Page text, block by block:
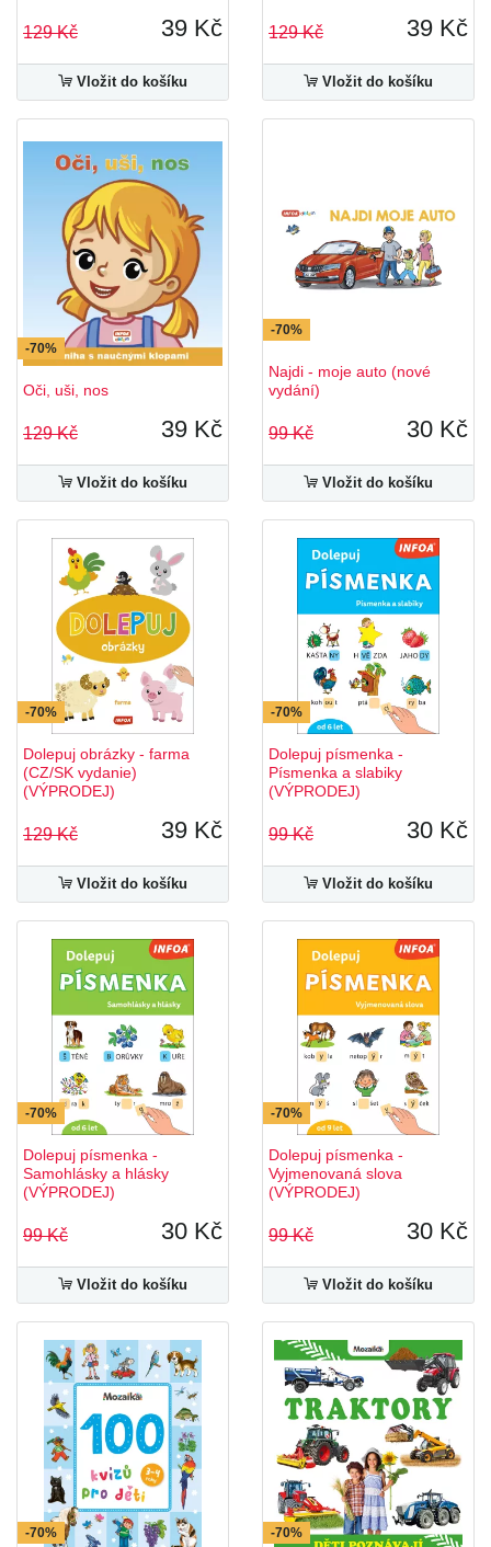
129 Kč 39 Kč
Vložit do košíku
129 Kč 39 Kč
Vložit do košíku
-70%
Oči, uši, nos
129 Kč 39 Kč
Vložit do košíku
-70%
Najdi - moje auto (nové
vydání)
99 Kč 30 Kč
Vložit do košíku
-70%
Dolepuj obrázky - farma
(CZ/SK vydanie)
(VÝPRODEJ)
129 Kč 39 Kč
Vložit do košíku
-70%
Dolepuj písmenka -
Písmenka a slabiky
(VÝPRODEJ)
99 Kč 30 Kč
Vložit do košíku
-70%
Dolepuj písmenka -
Samohlásky a hlásky
(VÝPRODEJ)
99 Kč 30 Kč
Vložit do košíku
-70%
Dolepuj písmenka -
Vyjmenovaná slova
(VÝPRODEJ)
99 Kč 30 Kč
Vložit do košíku
-70% -70%